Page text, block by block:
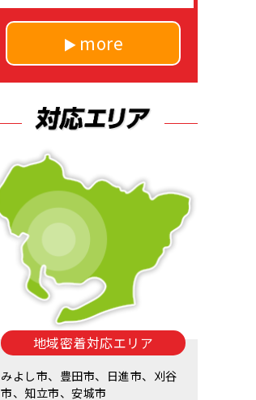
more
地域密着対応エリア
みよし市、豊田市、日進市、刈谷
市、知立市、安城市